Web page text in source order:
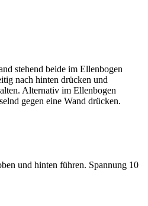
stehend beide im Ellenbogen
nach hinten drücken und
Alternativ im Ellenbogen
gegen eine Wand drücken.
und hinten führen. Spannung 10